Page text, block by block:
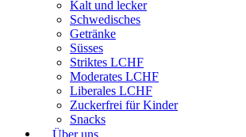
Kalt und lecker
Schwedisches
Getränke
Süsses
Striktes LCHF
Moderates LCHF
Liberales LCHF
Zuckerfrei für Kinder
Snacks
Über uns